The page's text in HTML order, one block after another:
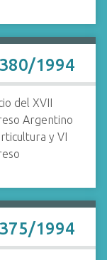
1994
del XVII
Argentino
y VI
1994